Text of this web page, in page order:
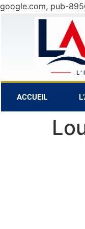
google.com, pub-
ACCUEIL